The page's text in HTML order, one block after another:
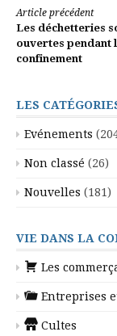
Lire
la
Article précédent
Les déchetteries
ouvertes pendant
confinement
LES
Evénements
Non classé (26)
Nouvelles (181)
VIE DANS LA
Les
Entreprises
Cultes